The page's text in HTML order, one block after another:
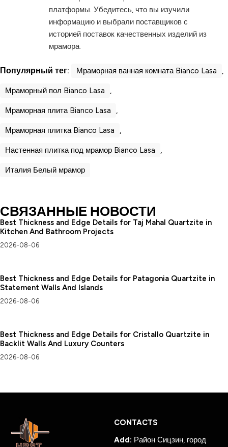
платформы. Убедитесь, что вы изучили
информацию и выбрали поставщиков с
историей поставок качественных изделий из
мрамора.
Популярный тег: Мраморная ванная комната Bianco Lasa ,
Мраморный пол Bianco Lasa ,
Мраморная плита Bianco Lasa ,
Мраморная плитка Bianco Lasa ,
Настенная плитка под мрамор Bianco Lasa ,
Италия Белый мрамор
СВЯЗАННЫЕ НОВОСТИ
Best Thickness and Edge Details for Taj Mahal Quartzite in
Kitchen And Bathroom Projects
2026-08-06
Best Thickness and Edge Details for Patagonia Quartzite in
Statement Walls And Islands
2026-08-06
Best Thickness and Edge Details for Cristallo Quartzite in
Backlit Walls And Luxury Counters
2026-08-06
CONTACTS
Add: Район Сицзин, город